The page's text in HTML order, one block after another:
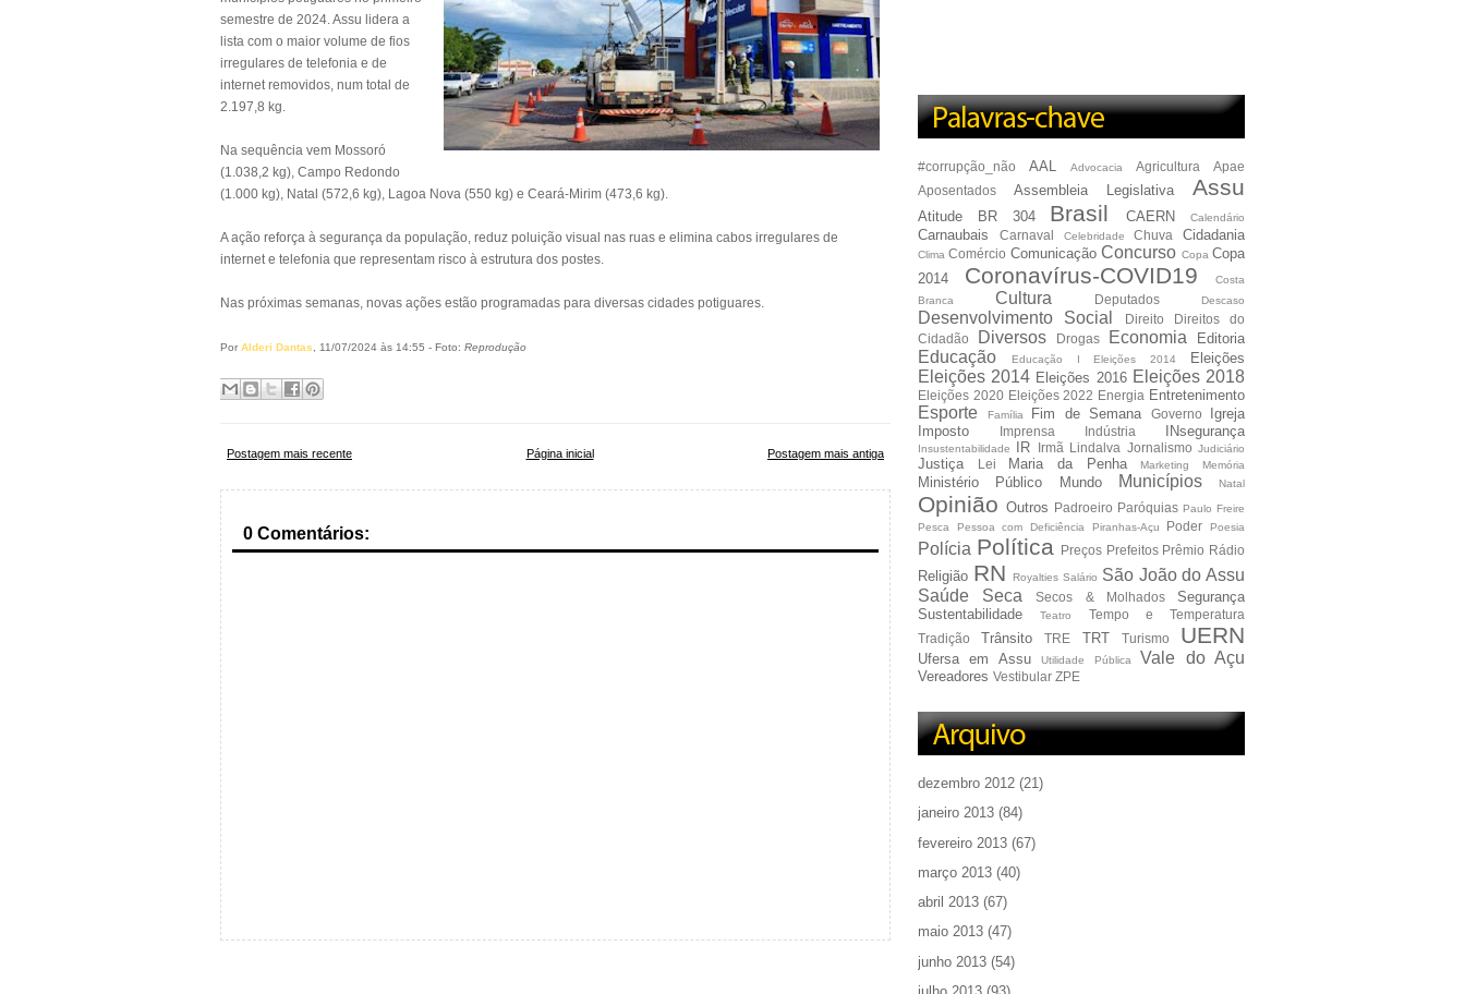
semestre de 2024. Assu lidera a
lista com o maior volume de fios
irregulares de telefonia e de
internet removidos, num total de
2.197,8 kg.
Na sequência vem Mossoró
(1.038,2 kg), Campo Redondo
(1.000 kg), Natal (572,6 kg), Lagoa Nova (550 kg) e Ceará-Mirim (473,6 kg).
A ação reforça à segurança da população, reduz poluição visual nas ruas e elimina cabos irregulares de
internet e telefonia que representam risco à estrutura dos postes.
Nas próximas semanas, novas ações estão programadas para diversas cidades potiguares.
Por Alderi Dantas , 11/07/2024 às 14:55 - Foto: Reprodução
Postagem mais recente Postagem mais antiga
Página inicial
0 Comentários:
#corrupção_não AAL Advocacia Agricultura
Apae
Aposentados
Assembleia Legislativa Assu
Atitude BR 304 Brasil CAERN Calendário
Carnaubais Carnaval Celebridade Chuva Cidadania
Clima Comércio Comunicação Concurso Copa Copa
2014
Coronavírus-COVID19
Costa
Branca
Cultura Deputados Descaso
Desenvolvimento Social Direito
Direitos do
Cidadão
Diversos Drogas Economia Editoria
Educação Educação I Eleições 2014 Eleições
Eleições 2014 Eleições 2016 Eleições 2018
Eleições 2020 Eleições 2022 Energia Entretenimento
Esporte Família Fim de Semana Governo
Igreja
Imposto
Imprensa Indústria INsegurança
Insustentabilidade IR Irmã Lindalva Jornalismo Judiciário
Justiça Lei Maria da Penha Marketing Memória
Ministério Público Mundo Municípios Natal
Opinião Outros Padroeiro Paróquias Paulo Freire
Pesca
Pessoa com Deficiência Piranhas-Açu Poder Poesia
Polícia Política Preços Prefeitos Prêmio Rádio
Religião RN Royalties Salário São João do Assu
Saúde
Seca Secos & Molhados
Segurança
Sustentabilidade
Teatro
Tempo e Temperatura
Tradição
Trânsito TRE TRT Turismo UERN
Ufersa em Assu Utilidade Pública Vale do Açu
Vereadores Vestibular ZPE
dezembro 2012 (21)
janeiro 2013 (84)
fevereiro 2013 (67)
março 2013 (40)
abril 2013 (67)
maio 2013 (47)
junho 2013 (54)